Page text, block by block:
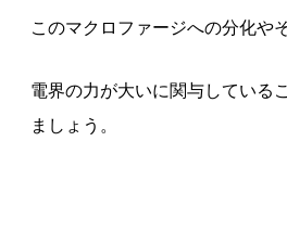
このマクロファージへの分化や
電界の力が大いに関与している
ましょう。